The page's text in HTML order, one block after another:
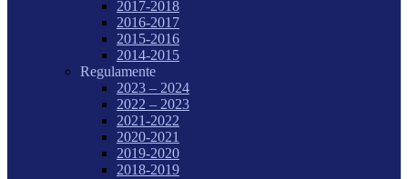
2017-2018
2016-2017
2015-2016
2014-2015
Regulamente
2023 – 2024
2022 – 2023
2021-2022
2020-2021
2019-2020
2018-2019